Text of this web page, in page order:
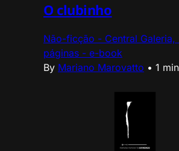
O clubinho
Não-ficção - Central Galeria,
páginas - e-book
By Mariano Marovatto • 1